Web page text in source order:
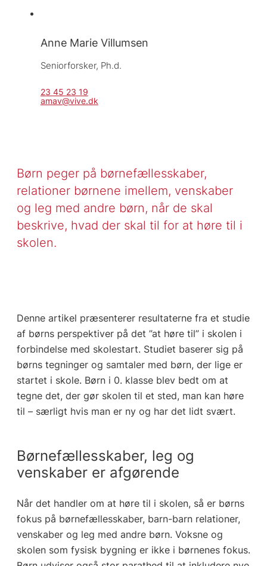
Anne Marie Villumsen
Seniorforsker, Ph.d.
23 45 23 19
amav@vive.dk
Børn peger på børnefællesskaber,
relationer børnene imellem, venskaber
og leg med andre børn, når de skal
beskrive, hvad der skal til for at høre til i
skolen.
Denne artikel præsenterer resultaterne fra et studie
af børns perspektiver på det ”at høre til” i skolen i
forbindelse med skolestart. Studiet baserer sig på
børns tegninger og samtaler med børn, der lige er
startet i skole. Børn i 0. klasse blev bedt om at
tegne det, der gør skolen til et sted, man kan høre
til – særligt hvis man er ny og har det lidt svært.
Børnefællesskaber, leg og
venskaber er afgørende
Når det handler om at høre til i skolen, så er børns
fokus på børnefællesskaber, barn-barn relationer,
venskaber og leg med andre børn. Voksne og
skolen som fysisk bygning er ikke i børnenes fokus.